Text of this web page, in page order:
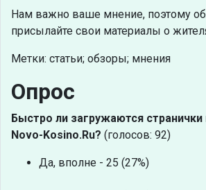
Нам важно ваше мнение, поэтому
присылайте свои материалы о
Метки: статьи; обзоры; мнения
Опрос
Быстро ли загружаются
Novo-Kosino.Ru? (голосов: 92)
Да, вполне - 25 (27%)